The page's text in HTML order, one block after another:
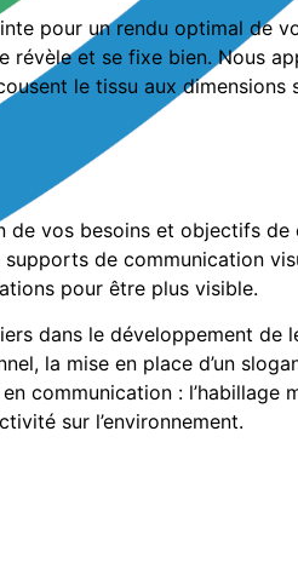
pour un rendu optimal de
et se fixe bien. Nous
le tissu aux dimensions
vos besoins et objectifs
de communication
pour être plus visible.
dans le développement de
la mise en place d’un
communication : l’habillage
sur l’environnement.